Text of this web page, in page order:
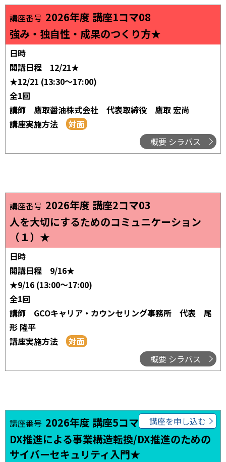
講座番号 2026年度 講座1コマ08
強み・独自性・成果のつくり方★
日時
開講日程
12/21★
★12/21 (13:30～17:00)
全1回
講師
鷹取醤油株式会社 代表取締役 鷹取 宏尚
講座実施方法
概要 シラバス
講座番号 2026年度 講座2コマ03
人を大切にするためのコミュニケーション
（１）★
日時
開講日程
9/16★
★9/16 (13:00～17:00)
全1回
講師
GCOキャリア・カウンセリング事務所 代表 尾
形 隆平
講座実施方法
概要 シラバス
講座番号 2026年度 講座5コマ02
DX推進による事業構造転換/DX推進のための
サイバーセキュリティ入門★
講座を申し込む